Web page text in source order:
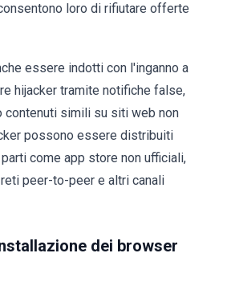
loro di rifiutare offerte
essere indotti con l'inganno a
hijacker tramite notifiche false,
contenuti simili su siti web non
possono essere distribuiti
come app store non ufficiali,
peer-to-peer e altri canali
dei browser